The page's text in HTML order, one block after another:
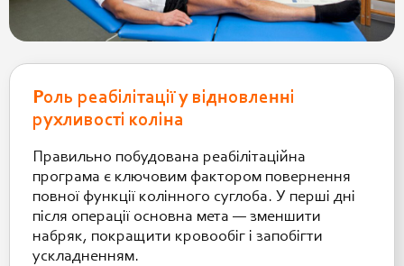
Роль реабілітації у відновленні
рухливості коліна
Правильно побудована реабілітаційна
програма є ключовим фактором повернення
повної функції колінного суглоба. У перші дні
після операції основна мета — зменшити
набряк, покращити кровообіг і запобігти
ускладненням.